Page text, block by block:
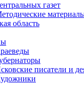
газет
область
писатели и